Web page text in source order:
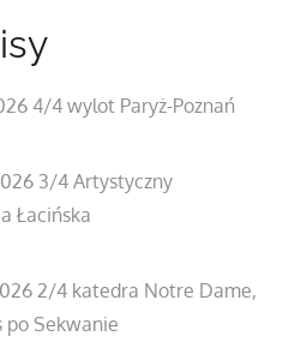
4/4 wylot Paryż-Poznań
3/4 Artystyczny
Łacińska
2/4 katedra Notre Dame,
po Sekwanie